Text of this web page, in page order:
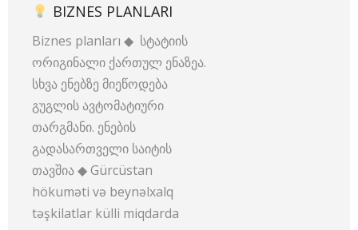
BIZNES PLANLARI
Biznes planları ◆ სტატიის
ორიგინალი ქართულ ენაზეა.
სხვა ენებზე მიეწოდება
გუგლის ავტომატიური
თარგმანი. ენების
გადასართველი საიტის
თავშია ◆ Gürcüstan
hökuməti və beynəlxalq
təşkilatlar külli miqdarda